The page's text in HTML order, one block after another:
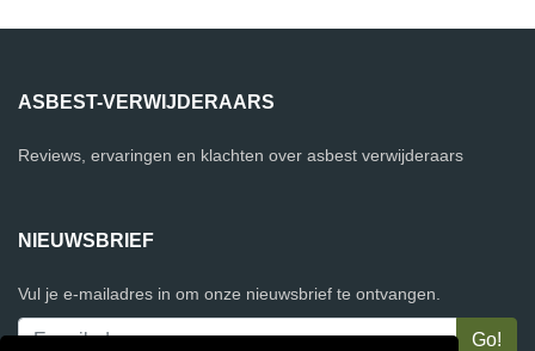
ASBEST-VERWIJDERAARS
Reviews, ervaringen en klachten over asbest verwijderaars
NIEUWSBRIEF
Vul je e-mailadres in om onze nieuwsbrief te ontvangen.